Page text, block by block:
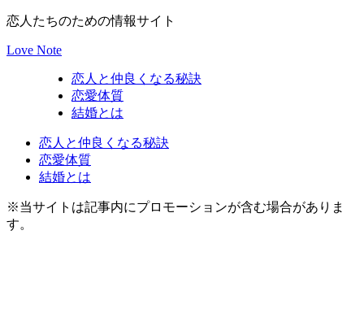
恋人たちのための情報サイト
Love Note
恋人と仲良くなる秘訣
恋愛体質
結婚とは
恋人と仲良くなる秘訣
恋愛体質
結婚とは
※当サイトは記事内にプロモーションが含む場合がありま
す。